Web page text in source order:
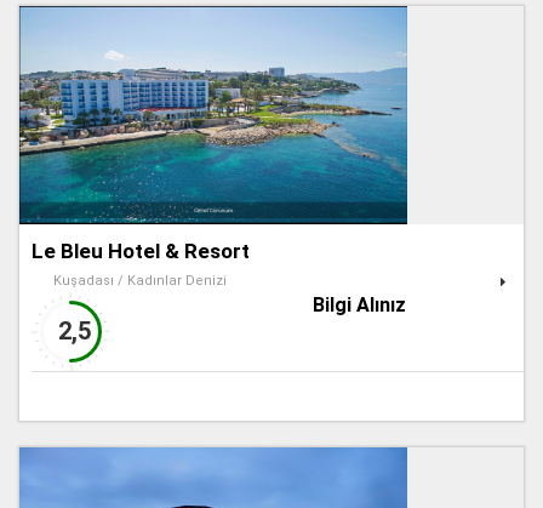
Le Bleu Hotel & Resort
Kuşadası / Kadınlar Denizi
2,5
Bilgi Alınız